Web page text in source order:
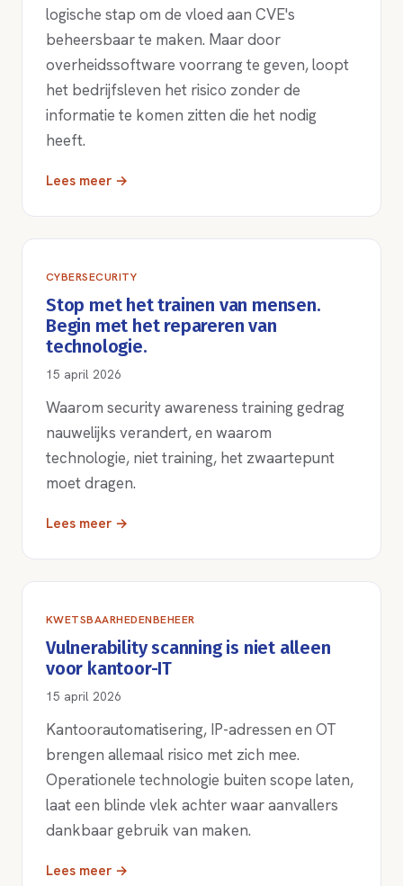
logische stap om de vloed aan CVE's
beheersbaar te maken. Maar door
overheidssoftware voorrang te geven, loopt
het bedrijfsleven het risico zonder de
informatie te komen zitten die het nodig
heeft.
Lees meer →
CYBERSECURITY
Stop met het trainen van mensen.
Begin met het repareren van
technologie.
15 april 2026
Waarom security awareness training gedrag
nauwelijks verandert, en waarom
technologie, niet training, het zwaartepunt
moet dragen.
Lees meer →
KWETSBAARHEDENBEHEER
Vulnerability scanning is niet alleen
voor kantoor-IT
15 april 2026
Kantoorautomatisering, IP-adressen en OT
brengen allemaal risico met zich mee.
Operationele technologie buiten scope laten,
laat een blinde vlek achter waar aanvallers
dankbaar gebruik van maken.
Lees meer →